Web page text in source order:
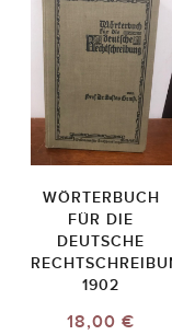
WÖRTERBUCH
FÜR DIE
DEUTSCHE
1902
18,00 €